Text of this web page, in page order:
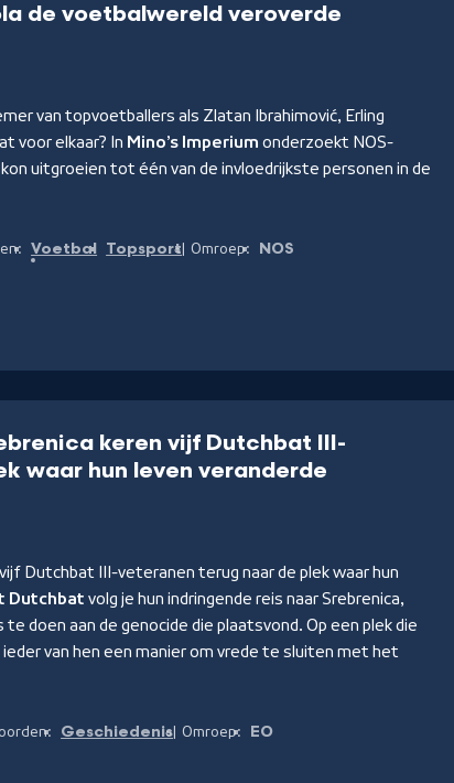
de voetbalwereld veroverde
van topvoetballers als Zlatan Ibrahimović, Erling
voor elkaar? In Mino’s Imperium onderzoekt NOS-
uitgroeien tot één van de invloedrijkste personen in de
Voetbal Topsport Omroep: NOS
keren vijf Dutchbat III-
waar hun leven veranderde
Dutchbat III-veteranen terug naar de plek waar hun
Dutchbatvolg je hun indringende reis naar Srebrenica,
doen aan de genocide die plaatsvond. Op een plek die
van hen een manier om vrede te sluiten met het
Geschiedenis Omroep: EO